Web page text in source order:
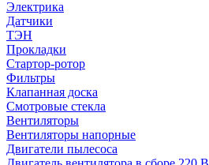
Электрика
Датчики
ТЭН
Прокладки
Стартор-ротор
Фильтры
Клапанная доска
Смотровые стекла
Вентиляторы
Вентиляторы напорные
Двигатели пылесоса